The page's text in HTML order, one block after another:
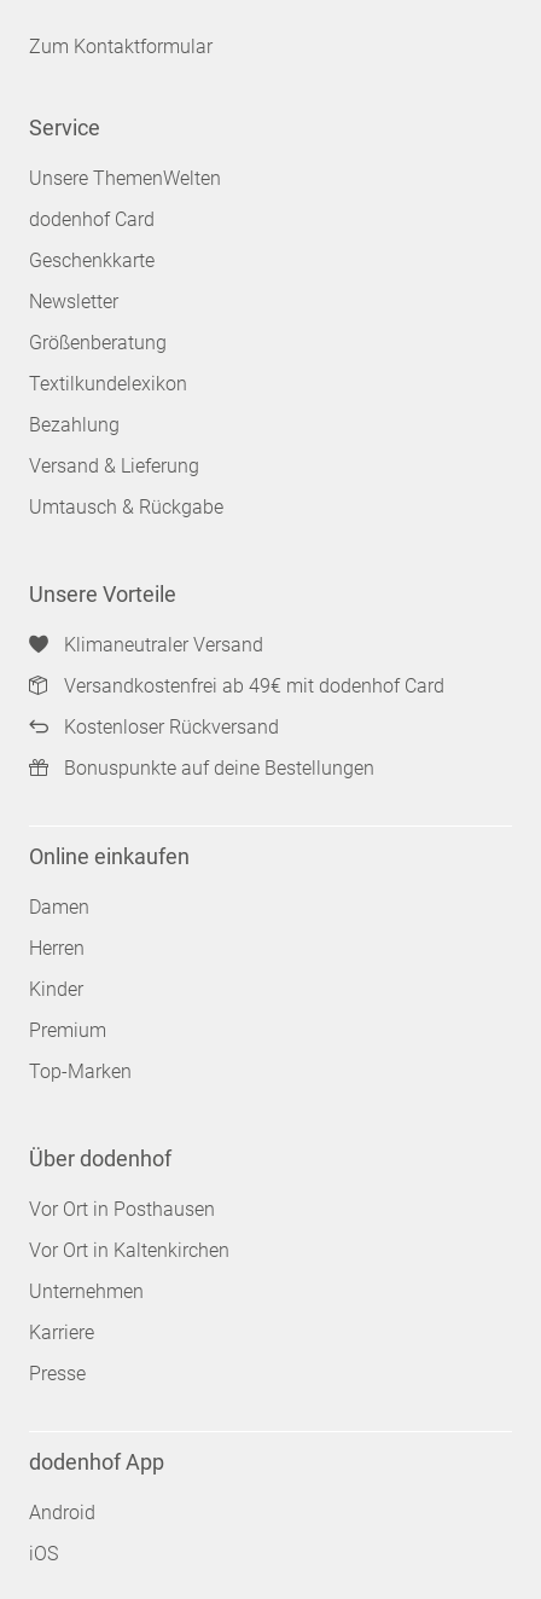
Zum Kontaktformular
Service
Unsere ThemenWelten
dodenhof Card
Geschenkkarte
Newsletter
Größenberatung
Textilkundelexikon
Bezahlung
Versand & Lieferung
Umtausch & Rückgabe
Unsere Vorteile
Klimaneutraler Versand
Versandkostenfrei ab 49€ mit dodenhof Card
Kostenloser Rückversand
Bonuspunkte auf deine Bestellungen
Online einkaufen
Damen
Herren
Kinder
Premium
Top-Marken
Über dodenhof
Vor Ort in Posthausen
Vor Ort in Kaltenkirchen
Unternehmen
Karriere
Presse
dodenhof App
Android
iOS